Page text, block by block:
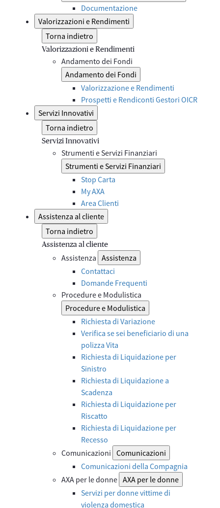
Documentazione
Valorizzazioni e Rendimenti
Torna indietro
Valorizzazioni e Rendimenti
Andamento dei Fondi
Andamento dei Fondi
Valorizzazione e Rendimenti
Prospetti e Rendiconti Gestori OICR
Servizi Innovativi
Torna indietro
Servizi Innovativi
Strumenti e Servizi Finanziari
Strumenti e Servizi Finanziari
Stop Carta
My AXA
Area Clienti
Assistenza al cliente
Torna indietro
Assistenza al cliente
Assistenza Assistenza
Contattaci
Domande Frequenti
Procedure e Modulistica
Procedure e Modulistica
Richiesta di Variazione
Verifica se sei beneficiario di una
polizza Vita
Richiesta di Liquidazione per
Sinistro
Richiesta di Liquidazione a
Scadenza
Richiesta di Liquidazione per
Riscatto
Richiesta di Liquidazione per
Recesso
Comunicazioni Comunicazioni
Comunicazioni della Compagnia
AXA per le donne AXA per le donne
Servizi per donne vittime di
violenza domestica